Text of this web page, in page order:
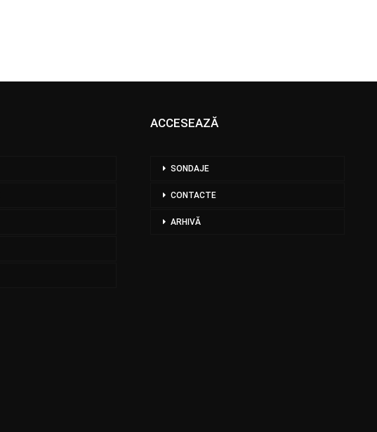
ACCESEAZĂ
SONDAJE
CONTACTE
ARHIVĂ